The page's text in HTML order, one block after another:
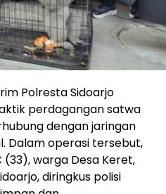
Polresta Sidoarjo
perdagangan satwa
dengan jaringan
Dalam operasi tersebut,
warga Desa Keret,
diringkus polisi